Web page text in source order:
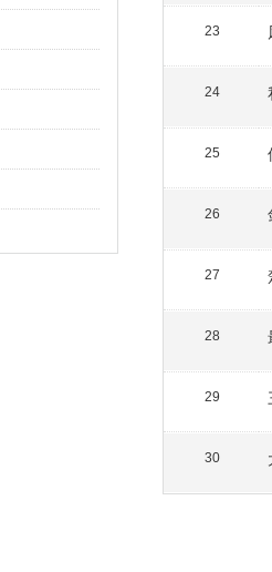
23
24
25
26
27
28
29
30